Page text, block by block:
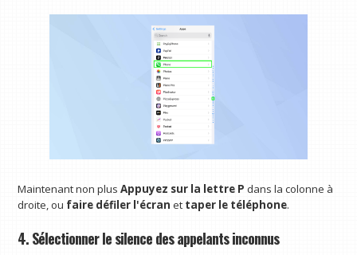
Maintenant non plusAppuyez sur la lettre P dans la colonne à
droite, ou faire défiler l'écran et taper le téléphone.
4. Sélectionner le silence des appelants inconnus